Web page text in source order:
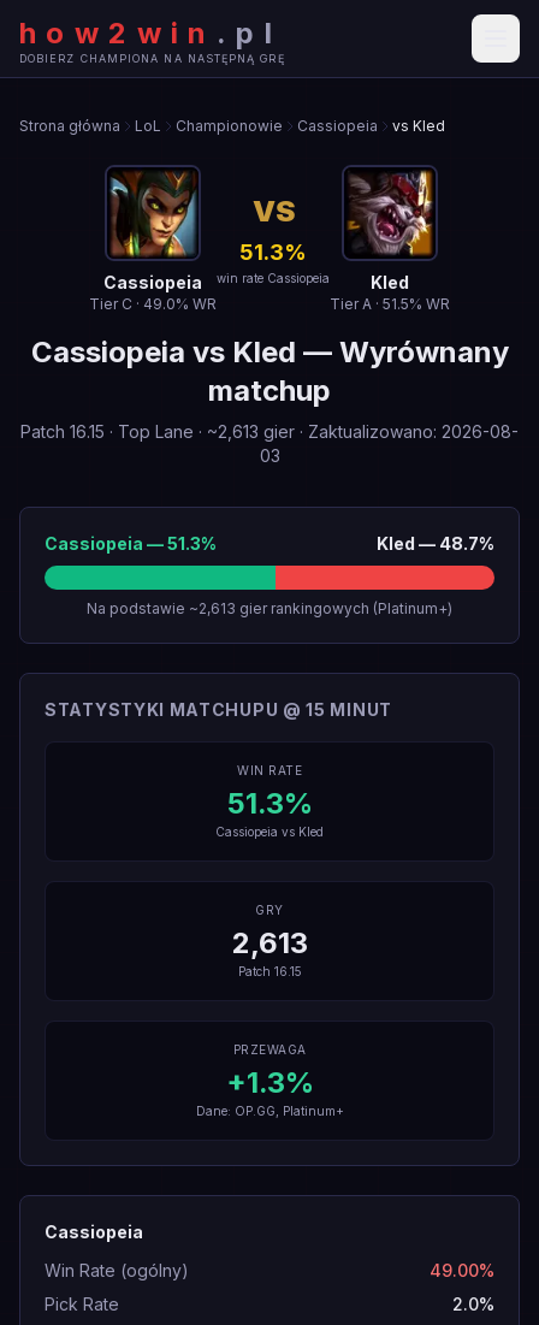
how2win . pl
DOBIERZ CHAMPIONA NA NASTĘPNĄ GRĘ
Strona główna LoL Championowie Cassiopeia vs Kled
Cassiopeia
Tier C · 49.0% WR
VS
51.3%
win rate Cassiopeia Kled
TierA · 51.5% WR
Cassiopeia vs Kled — Wyrównany
matchup
Patch 16.15 · Top Lane · ~2,613 gier · Zaktualizowano: 2026-08-
03
Cassiopeia —51.3% Kled — 48.7%
Na podstawie ~2,613 gier rankingowych (Platinum+)
STATYSTYKI MATCHUPU @ 15 MINUT
WIN RATE
51.3%
Cassiopeia vs Kled
GRY
2,613
Patch 16.15
PRZEWAGA
+1.3%
Dane: OP.GG, Platinum+
Cassiopeia
Win Rate (ogólny)
49.00%
Pick Rate
2.0%